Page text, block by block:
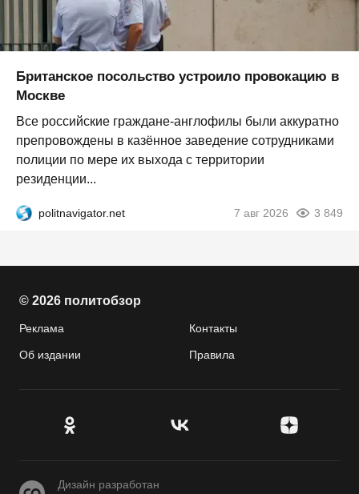
Британское посольство устроило провокацию в
Москве
Все российские граждане-англофилы были аккуратно
препровождены в казённое заведение сотрудниками
полиции по мере их выхода с территории
резиденции...
politnavigator.net 7 авг 2026 3 849
© 2026 политобзор
Реклама Контакты
Об издании Правила